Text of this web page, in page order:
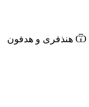
هنذفری و هدفون